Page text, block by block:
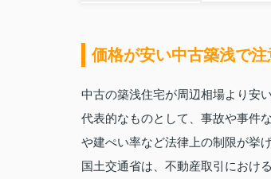
価格が安い中古築浅で
中古の築浅住宅が周辺相場より安
代表的なものとして、事故や事件
や建ぺい率など法律上の制限が挙げ
国土交通省は、不動産取引におけ